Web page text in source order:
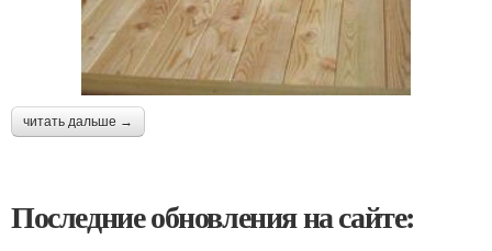
читать дальше →
Последние обновления на сайте: